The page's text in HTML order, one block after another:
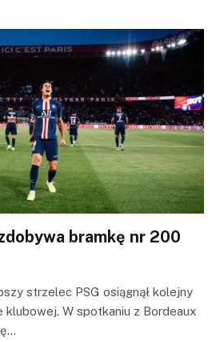
bramkę nr 200
strzelec PSG osiągnął kolejny
klubowej. W spotkaniu z Bordeaux